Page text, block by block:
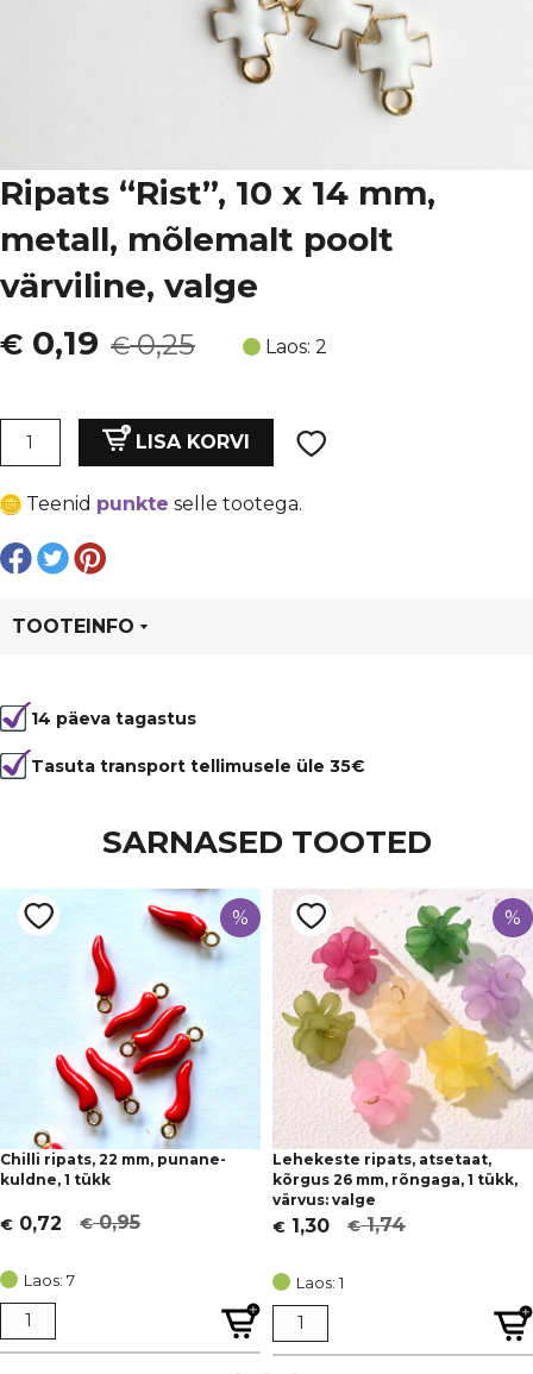
Ripats “Rist”, 10 x 14 mm,
metall, mõlemalt poolt
värviline, valge
€0,25
Algne
oli:
€ 0,25.
€ 0,19
Current
is:
€ 0,19.
Laos: 2
Ripats
x
14
mm,
mõlemalt
valge
kogus
LISA KORVI
Teenid punkte selle tootega.
TOOTEINFO
Värvus
Valge
Kuju
rist
14 päeva tagastus
Tasuta transport tellimusele üle 35€
SARNASED TOOTED
%
Chilli ripats, 22 mm, punane-
kuldne, 1 tükk
€0,95
Algne
oli:
€ 0,95.
€ 0,72
Current
is:
€ 0,72.
Laos: 7
%
Lehekeste ripats, atsetaat,
kõrgus 26 mm, rõngaga, 1 tükk,
värvus: valge
€1,74
Algne
oli:
€ 1,74.
€ 1,30
Current
is:
€ 1,30.
Laos: 1